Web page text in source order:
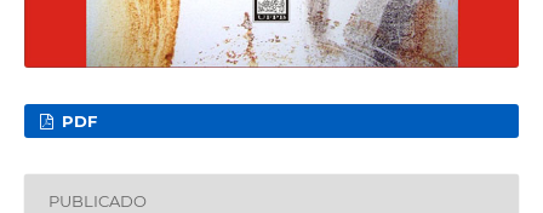
PDF
PUBLICADO